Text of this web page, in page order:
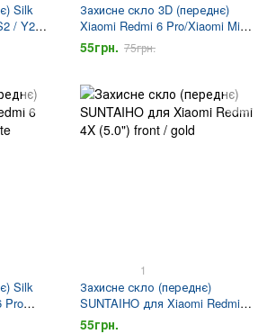
Silk
/ Y2
Захисне скло 3D (переднє)
Xiaomi Redmi 6 Pro/Xiaomi Mi
A2 Lite (5.84'') front / black
55грн. 75грн.
Silk
Pro
1
Захисне скло (переднє)
SUNTAIHO для Xiaomi Redmi
4X (5.0") front / gold
55грн.